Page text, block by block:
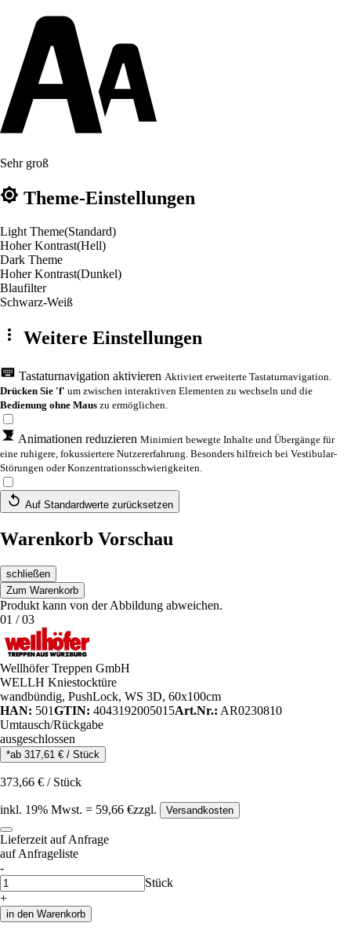
Sehr groß
Theme-Einstellungen
Light Theme(Standard)
Hoher Kontrast(Hell)
Dark Theme
Hoher Kontrast(Dunkel)
Blaufilter
Schwarz-Weiß
Weitere Einstellungen
Tastaturnavigation aktivieren Aktiviert erweiterte Tastaturnavigation.
Drücken Sie 'f' um zwischen interaktiven Elementen zu wechseln und die
Bedienung ohne Maus zu ermöglichen.
Animationen reduzieren Minimiert bewegte Inhalte und Übergänge für
eine ruhigere, fokussiertere Nutzererfahrung. Besonders hilfreich bei Vestibular-
Störungen oder Konzentrationsschwierigkeiten.
Auf Standardwerte zurücksetzen
Warenkorb Vorschau
schließen
Zum Warenkorb
Produkt kann von der Abbildung abweichen.
01 /03
Wellhöfer Treppen GmbH
WELLH Kniestocktüre
wandbündig, PushLock, WS 3D, 60x100cm
HAN: 501GTIN: 4043192005015Art.Nr.: AR0230810
Umtausch/Rückgabe
ausgeschlossen
*ab 317,61 € / Stück
373,66 € / Stück
inkl. 19% Mwst. = 59,66 €zzgl. Versandkosten
Lieferzeit auf Anfrage
auf Anfrageliste
-
Anzahl
Stück
+
in den Warenkorb